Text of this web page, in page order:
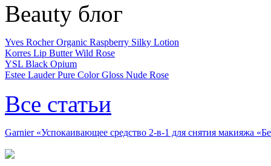
Beauty блог
Yves Rocher Organic Raspberry Silky Lotion
Korres Lip Butter Wild Rose
YSL Black Opium
Estee Lauder Pure Color Gloss Nude Rose
Все статьи
Garnier «Успокаивающее средство 2-в-1 для снятия макияжа